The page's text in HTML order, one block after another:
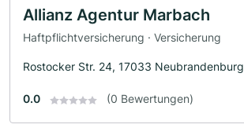
Allianz Agentur Marbach
Haftpflichtversicherung · Versicherung
Rostocker Str. 24, 17033 Neubrandenburg
0.0 (0 Bewertungen)